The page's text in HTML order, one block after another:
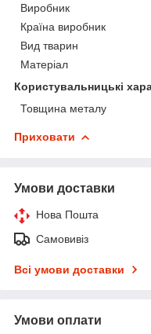
Виробник
Країна виробник
Вид тварин
Матеріал
Користувальницькі
Товщина металу
Приховати
Умови доставки
Нова Пошта
Самовивіз
Всі умови доставки
Умови оплати